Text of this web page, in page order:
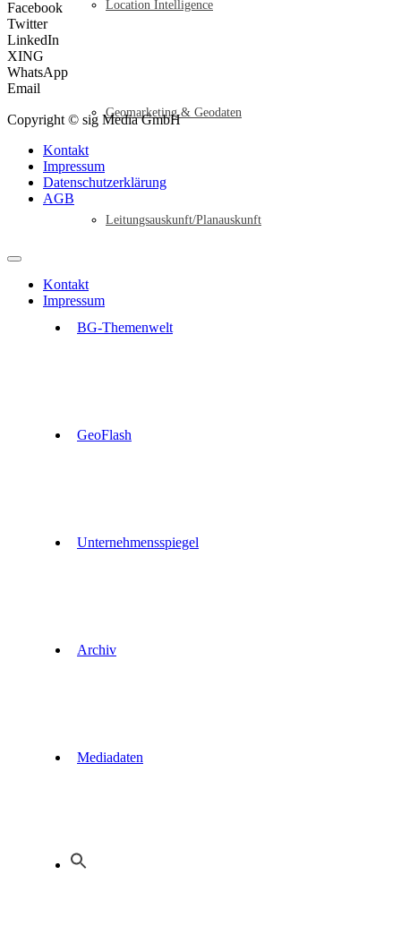
Location Intelligence
Geomarketing & Geodaten
Leitungsauskunft/Planauskunft
BG-Themenwelt
GeoFlash
Unternehmensspiegel
Archiv
Mediadaten
Facebook
Twitter
LinkedIn
XING
WhatsApp
Email
Copyright © sig Media GmbH
Kontakt
Impressum
Datenschutzerklärung
AGB
Kontakt
Impressum